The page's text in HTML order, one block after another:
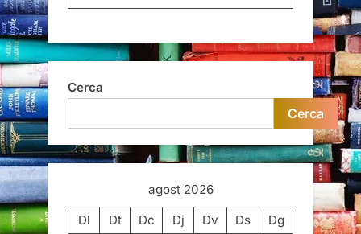
Cerca
Cerca
agost 2026
Dl
Dt Dc Dj Dv Ds
Dg